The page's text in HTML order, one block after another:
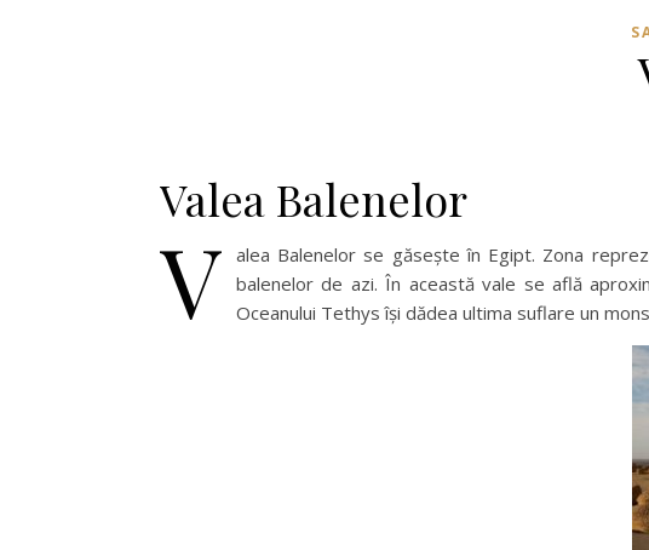
Valea Balenelor
V alea Balenelor se găsește în Egipt. Zona
balenelor de azi. În această vale se află
Oceanului Tethys își dădea ultima suflare un